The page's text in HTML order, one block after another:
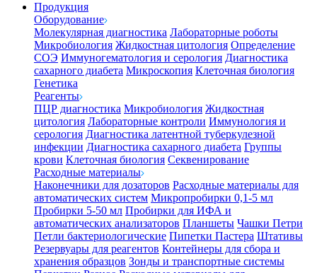
Продукция
Оборудование
Молекулярная диагностика Лабораторные роботы
Микробиология Жидкостная цитология Определение
СОЭ Иммуногематология и серология Диагностика
сахарного диабета Микроскопия Клеточная биология
Генетика
Реагенты
ПЦР диагностика Микробиология Жидкостная
цитология Лабораторные контроли Иммунология и
серология Диагностика латентной туберкулезной
инфекции Диагностика сахарного диабета Группы
крови Клеточная биология Секвенирование
Расходные материалы
Наконечники для дозаторов Расходные материалы для
автоматических систем Микропробирки 0,1-5 мл
Пробирки 5-50 мл Пробирки для ИФА и
автоматических анализаторов Планшеты Чашки Петри
Петли бактериологические Пипетки Пастера Штативы
Резервуары для реагентов Контейнеры для сбора и
хранения образцов Зонды и транспортные системы